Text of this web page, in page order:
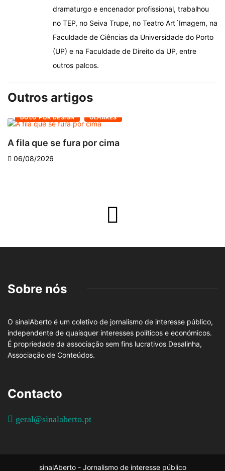
dramaturgo e encenador profissional, trabalhou
no TEP, no Seiva Trupe, no Teatro Art´Imagem, na
Faculdade de Ciências da Universidade do Porto
(UP) e na Faculdade de Direito da UP, entre
outros palcos.
Outros artigos
DOLO POR DESIGN OLHARES
A fila que se fura por cima
06/08/2026
Sobre nós
O sinalAberto é um coletivo de jornalismo de interesse público,
independente de quaisquer interesses políticos e económicos.
É propriedade da associação sem fins lucrativos Desalinha,
Associação de Conteúdos.
Contacto
geral@sinalaberto.pt
sinalAberto - Jornalismo de interesse público